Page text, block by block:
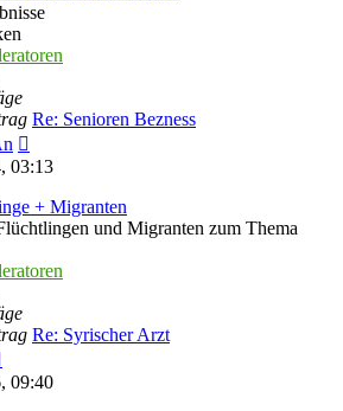
Re: Senioren Bezness
Beitrag
03:13
+ Migranten
und Migranten zum Thema
Re: Syrischer Arzt
Beitrag
09:40